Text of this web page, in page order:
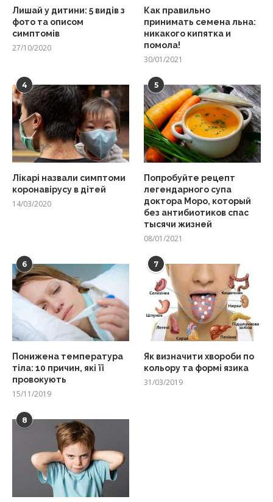
Лишай у дитини: 5 видів з
фото та описом
симптомів
27/10/2020
Как правильно
принимать семена льна:
никакого кипятка и
помола!
30/01/2021
4
Лікарі назвали симптоми
коронавірусу в дітей
14/03/2020
5
Попробуйте рецепт
легендарного супа
доктора Моро, который
без антибиотиков спас
тысячи жизней
08/01/2021
6
Понижена температура
тіла: 10 причин, які її
провокують
15/11/2019
7
Як визначити хвороби по
кольору та формі язика
31/03/2019
8